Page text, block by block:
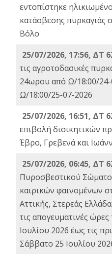
εντοπίστηκε
κατάσβεσης πυρκαγιάς
Βόλο
25/07/2026, 17:56, ΔΤ
τις αγροτοδασικές
24ωρου από Ω/18:00/24-
Ω/18:00/25-07-2026
25/07/2026, 16:51, ΔΤ
επιβολή διοικητικών
Έβρο, Γρεβενά και
25/07/2026, 06:45, ΔΤ
Πυροσβεστικού
καιρικών φαινομένων
Αττικής, Στερεάς
τις απογευματινές
Ιουλίου 2026 έως τις
Σάββατο 25 Ιουλίου